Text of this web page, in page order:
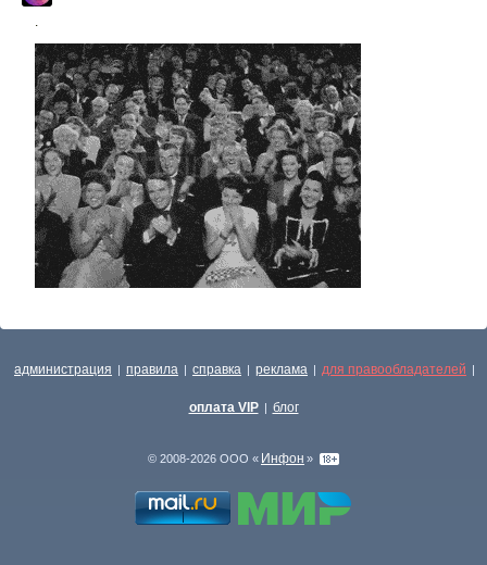
администрация | правила | справка | реклама | для правообладателей |
оплата VIP | блог
© 2008-2026 ООО « Инфон »